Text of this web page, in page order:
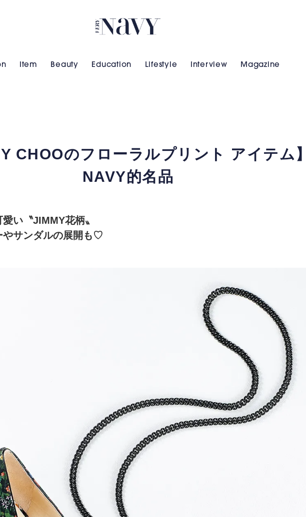
Item Beauty Education Lifestyle Interview Magazine
CHOOのフローラルプリント アイテム】
NAVY的名品
い〝JIMMY花柄〟
やサンダルの展開も♡